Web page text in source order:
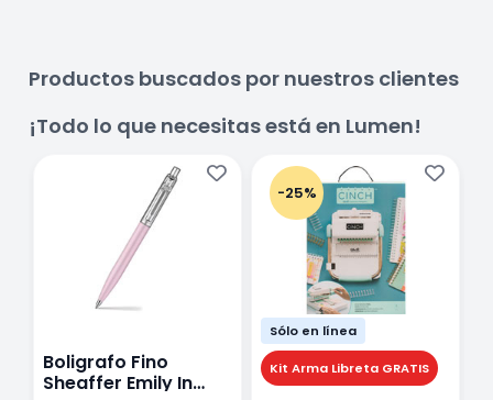
Productos buscados por nuestros clientes
¡Todo lo que necesitas está en Lumen!
Boligrafo Fino
Sheaffer Emily In
-25%
Sólo en línea
Kit Arma Libreta GRATIS